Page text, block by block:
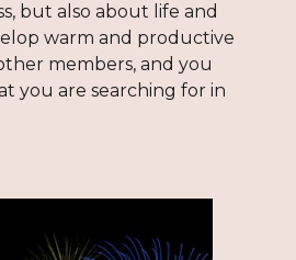
but also about life and
warm and productive
members, and you
you are searching for in